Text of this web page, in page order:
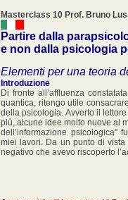
Masterclass 10 Prof. Bruno
Partire dalla
e non dalla psicologia
Elementi per una teoria
Introduzione
Di fronte all’affluenza
quantica, ritengo utile
della psicologia. Avverto il
più, alcune idee molto nuove al
dell’informazione psicologica”
miei lavori. Da un punto di
negativo che avevo riscoperto